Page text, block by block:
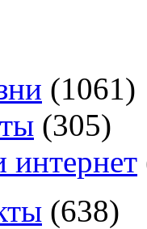
(1061)
(305)
интернет
(638)